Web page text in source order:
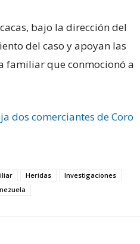
bajo la dirección del
del caso y apoyan las
familiar que conmocionó a
dos comerciantes de Coro
Heridas
Investigaciones